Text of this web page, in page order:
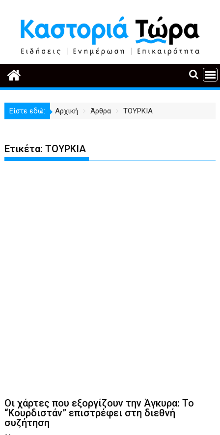
περιεχόμενο
Είστε εδώ: Αρχική Άρθρα ΤΟΥΡΚΙΑ
Ετικέτα:ΤΟΥΡΚΙΑ
Οι χάρτες που εξοργίζουν την Άγκυρα: Το
“Κουρδιστάν” επιστρέφει στη διεθνή
συζήτηση